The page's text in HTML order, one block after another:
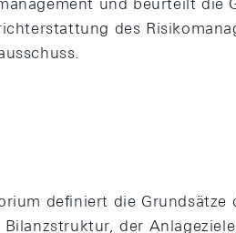
und beurteilt die
des
definiert die
Bilanzstruktur, der